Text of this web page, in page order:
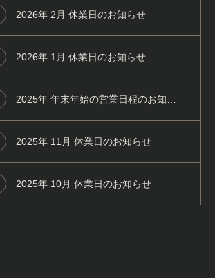
2026年 2月 休業日のお知らせ
2026年 1月 休業日のお知らせ
2025年 年末年始の営業日程のお知らせ
2025年 11月 休業日のお知らせ
2025年 10月 休業日のお知らせ